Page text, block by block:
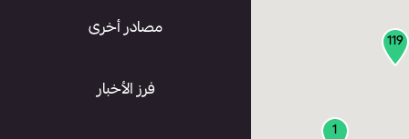
119
1
مصادر أخرى
فرز الأخبار